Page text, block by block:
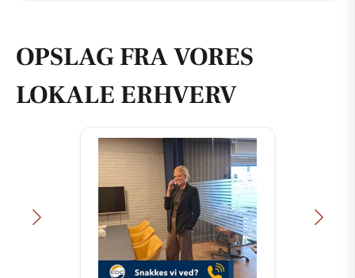
OPSLAG FRA VORES
LOKALE ERHVERV